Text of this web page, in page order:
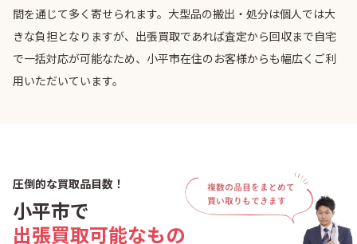
間を通じて多く寄せられます。大型品の搬出・処分は個人では大
きな負担となりますが、出張買取であれば査定から回収まで自宅
で一括対応が可能なため、小平市在住のお客様からも幅広くご利
用いただいています。
圧倒的な買取品目数！
小平市で
出張買取可能なもの